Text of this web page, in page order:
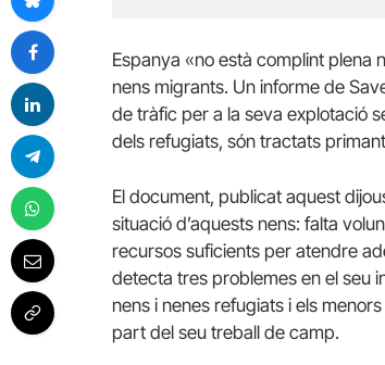
Espanya «no està complint plena
nens migrants. Un informe de
de tràfic per a la seva explotació
dels refugiats, són tractats
El document, publicat aquest
situació d’aquests nens: falta
recursos suficients per atendre
detecta tres problemes en el seu
nens i nenes refugiats i els
part del seu treball de camp.